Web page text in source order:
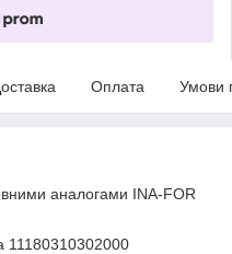
Оплата Умови
аналогами INA-FOR
11180310302000